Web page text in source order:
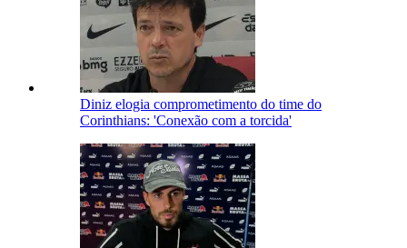
Diniz elogia comprometimento do time do
Corinthians: 'Conexão com a torcida'